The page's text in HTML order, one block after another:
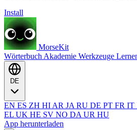
Install
MorseKit
Wörterbuch Akademie Werkzeuge
EN ES ZH HI AR JA RU DE PT FR IT
EL UK HE SV NO DA UR HU
App herunterladen